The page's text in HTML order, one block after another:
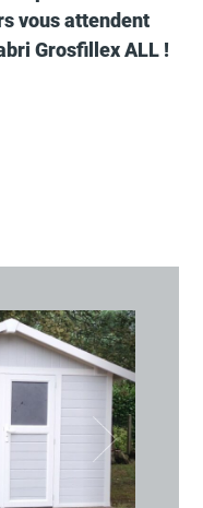
vous attendent
Grosfillex ALL !